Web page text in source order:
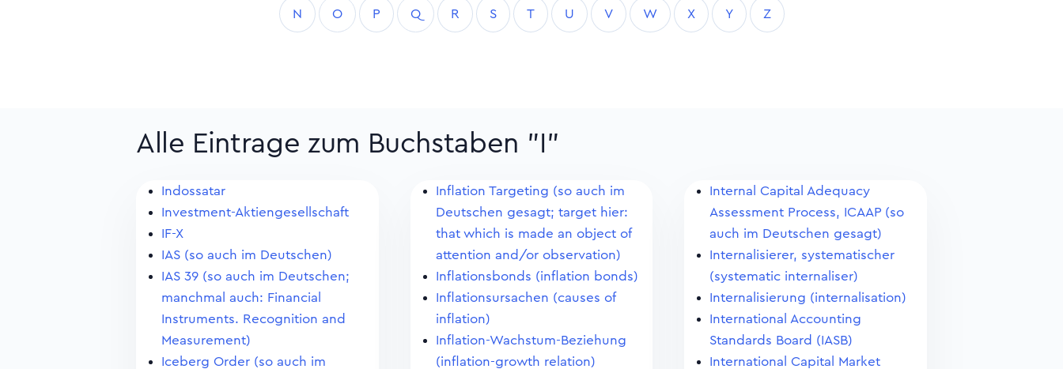
N O P Q R S T U V W X Y Z
Alle Eintrage zum Buchstaben "I"
Indossatar
Investment-Aktiengesellschaft
IF-X
IAS (so auch im Deutschen)
IAS 39 (so auch im Deutschen;
manchmal auch: Financial
Instruments. Recognition and
Measurement)
Iceberg Order (so auch im
Inflation Targeting (so auch im
Deutschen gesagt; target hier:
that which is made an object of
attention and/or observation)
Inflationsbonds (inflation bonds)
Inflationsursachen (causes of
inflation)
Inflation-Wachstum-Beziehung
(inflation-growth relation)
Internal Capital Adequacy
Assessment Process, ICAAP (so
auch im Deutschen gesagt)
Internalisierer, systematischer
(systematic internaliser)
Internalisierung (internalisation)
International Accounting
Standards Board (IASB)
International Capital Market